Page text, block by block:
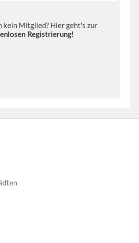
kein Mitglied? Hier geht's zur
Registrierung!